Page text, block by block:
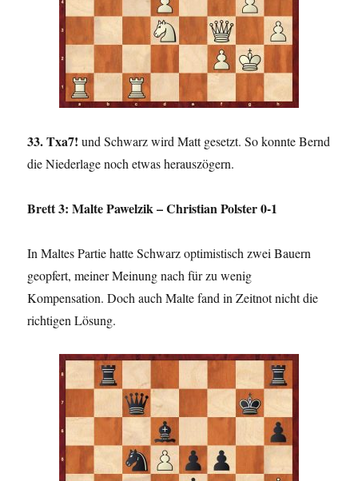
33. Txa7! und Schwarz wird Matt gesetzt. So konnte Bernd
die Niederlage noch etwas herauszögern.
Brett 3: Malte Pawelzik – Christian Polster 0-1
In Maltes Partie hatte Schwarz optimistisch zwei Bauern
geopfert, meiner Meinung nach für zu wenig
Kompensation. Doch auch Malte fand in Zeitnot nicht die
richtigen Lösung.